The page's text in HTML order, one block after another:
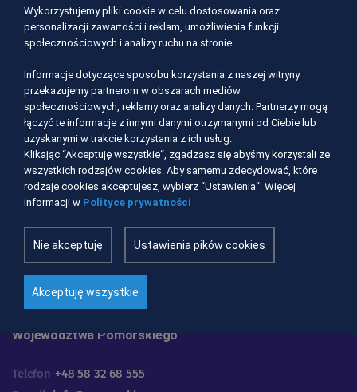
Lokalne Grupy Działania
Województwa Pomorskiego
Telefon +48 58 32 68 555
Wykorzystujemy pliki cookie w celu dostosowania oraz
personalizacji zawartości i reklam, umożliwienia funkcji
społecznościowych i analizy ruchu na stronie.
Informacje dotyczące sposobu korzystania z naszej witryny
przekazujemy partnerom w obszarach mediów
społecznościowych, reklamy oraz analizy danych. Partnerzy mogą
łączyć te informacje z innymi danymi otrzymanymi od Ciebie lub
uzyskanymi w trakcie korzystania z ich usług.
Klikając “Akceptuję wszystkie“, zgadzasz się abyśmy korzystali ze
wszystkich rodzajów cookies. Aby samemu zdecydować, które
rodzaje cookies akceptujesz, wybierz “Ustawienia“. Więcej
informacji w Polityce prywatności
Nie akceptuję Ustawienia pików cookies
Akceptuję wszystkie